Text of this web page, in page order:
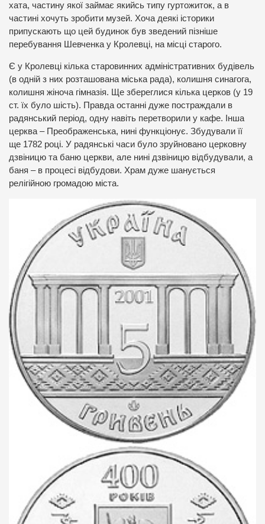
хата, частину якої займає якийсь типу гуртожиток, а в
частині хочуть зробити музей. Хоча деякі історики
припускають що цей будинок був зведений пізніше
перебування Шевченка у Кролевці, на місці старого.
Є у Кролевці кілька старовинних адміністративних будівель
(в одній з них розташована міська рада), колишня синагога,
колишня жіноча гімназія. Ще збереглися кілька церков (у 19
ст. їх було шість). Правда останні дуже постраждали в
радянський період, одну навіть перетворили у кафе. Інша
церква – Преображенська, нині функціонує. Збудували її
ще 1782 році. У радянські часи було зруйновано церковну
дзвіницю та баню церкви, але нині дзвіницю відбудували, а
баня – в процесі відбудови. Храм дуже шанується
релігійною громадою міста.